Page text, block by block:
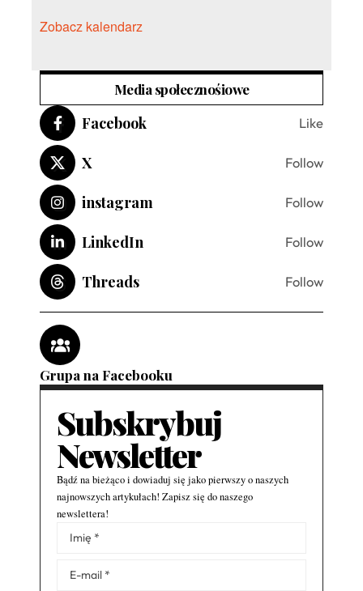
Zobacz kalendarz
Media społecznośiowe
Facebook Like
X Follow
instagram Follow
LinkedIn Follow
Threads Follow
Grupa na Facebooku
Subskrybuj
Newsletter
Bądź na bieżąco i dowiaduj się jako pierwszy o naszych
najnowszych artykułach! Zapisz się do naszego
newslettera!
Alternative: